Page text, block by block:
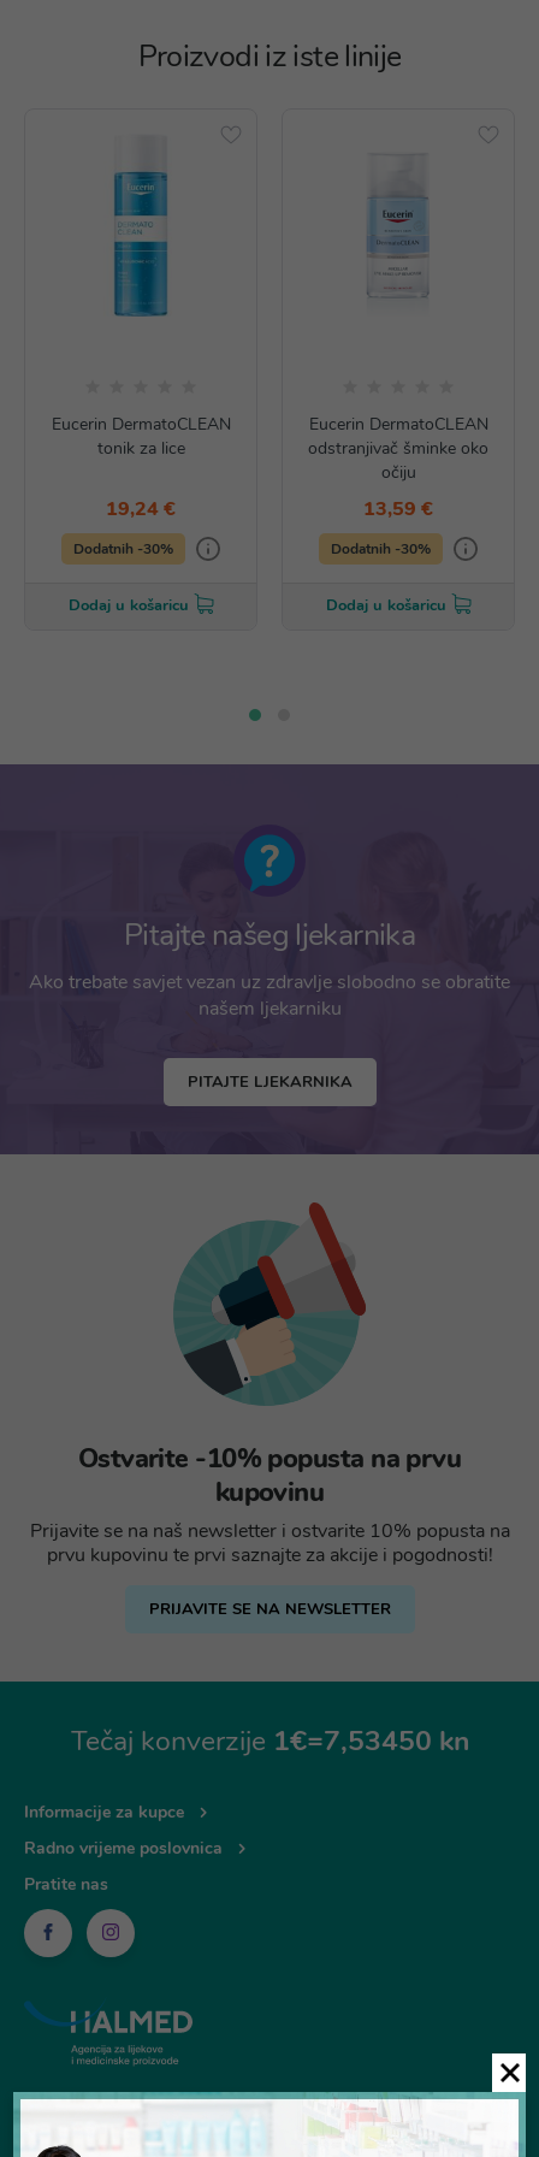
Proizvodi iz iste linije
Eucerin DermatoCLEAN
tonik za lice
19,24 €
Dodatnih -30%
Dodaj u košaricu
Eucerin DermatoCLEAN
odstranjivač šminke oko
očiju
13,59 €
Dodatnih -30%
Dodaj u košaricu
Pitajte našeg ljekarnika
Ako trebate savjet vezan uz zdravlje slobodno se obratite
našem ljekarniku
PITAJTE LJEKARNIKA
Ostvarite -10% popusta na prvu
kupovinu
Prijavite se na naš newsletter i ostvarite 10% popusta na
prvu kupovinu te prvi saznajte za akcije i pogodnosti!
PRIJAVITE SE NA NEWSLETTER
Tečaj konverzije 1€=7,53450 kn
Informacije za kupce
Radno vrijeme poslovnica
Pratite nas